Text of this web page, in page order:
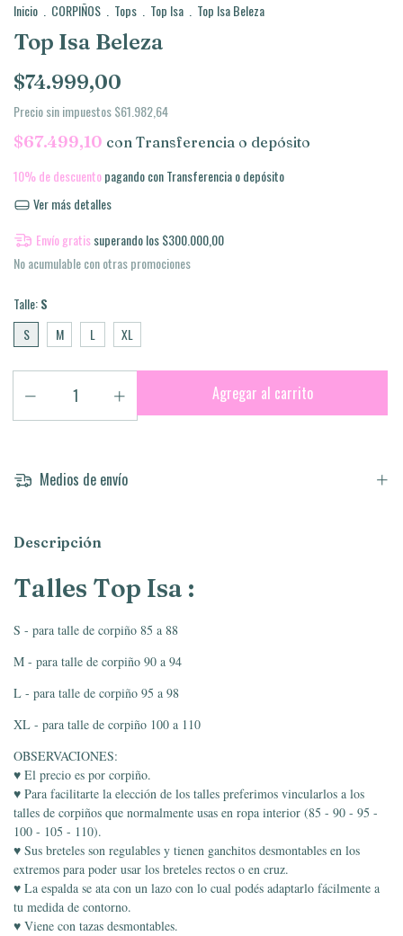
Inicio . CORPIÑOS . Tops . Top Isa . Top Isa Beleza
Top Isa Beleza
$74.999,00
Precio sin impuestos$61.982,64
$67.499,10 con Transferencia o depósito
10% de descuentopagando con Transferencia o depósito
Ver más detalles
Envío gratissuperando los$300.000,00
No acumulable con otras promociones
Talle:S
S
M L XL
Medios de envío
Descripción
Talles Top Isa :
S - para talle de corpiño 85 a 88
M - para talle de corpiño 90 a 94
L - para talle de corpiño 95 a 98
XL - para talle de corpiño 100 a 110
OBSERVACIONES:
♥ El precio es por corpiño.
♥ Para facilitarte la elección de los talles preferimos vincularlos a los
talles de corpiños que normalmente usas en ropa interior (85 - 90 - 95 -
100 - 105 - 110).
♥ Sus breteles son regulables y tienen ganchitos desmontables en los
extremos para poder usar los breteles rectos o en cruz.
♥ La espalda se ata con un lazo con lo cual podés adaptarlo fácilmente a
tu medida de contorno.
♥ Viene con tazas desmontables.